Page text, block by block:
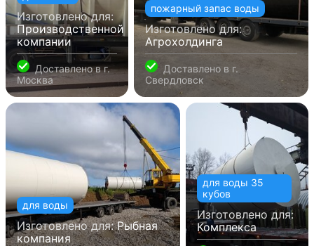
Изготовлено для:
Производственной
компании
Доставлено вг.
Москва
пожарный запас воды
Изготовлено для:
Агрохолдинга
Доставлено в г.
Свердловск
для воды
Изготовлено для:Рыбная
компания
для воды 35
кубов
Изготовлено для:
Комплекса